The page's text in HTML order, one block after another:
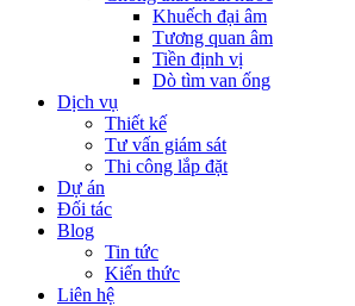
Khuếch đại âm
Tương quan âm
Tiền định vị
Dò tìm van ống
Dịch vụ
Thiết kế
Tư vấn giám sát
Thi công lắp đặt
Dự án
Đối tác
Blog
Tin tức
Kiến thức
Liên hệ